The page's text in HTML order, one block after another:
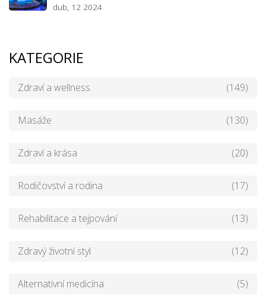
dub, 12 2024
KATEGORIE
Zdraví a wellness (149)
Masáže (130)
Zdraví a krása (20)
Rodičovství a rodina (17)
Rehabilitace a tejpování (13)
Zdravý životní styl (12)
Alternativní medicína (5)